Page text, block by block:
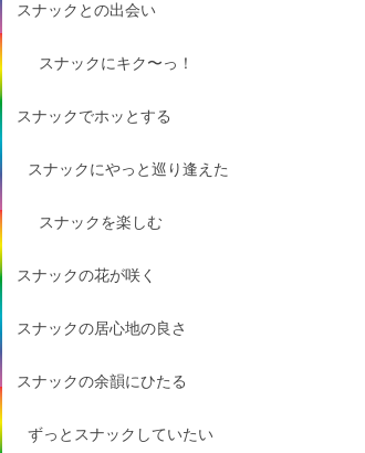
スナックとの出会い
スナックにキク〜っ！
スナックでホッとする
スナックにやっと巡り逢えた
スナックを楽しむ
スナックの花が咲く
スナックの居心地の良さ
スナックの余韻にひたる
ずっとスナックしていたい